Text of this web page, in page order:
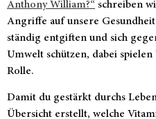
Anthony William?“ schreiben
Angriffe auf unsere
ständig entgiften und sich
Umwelt schützen, dabei
Rolle.
Damit du gestärkt durchs
Übersicht erstellt, welche